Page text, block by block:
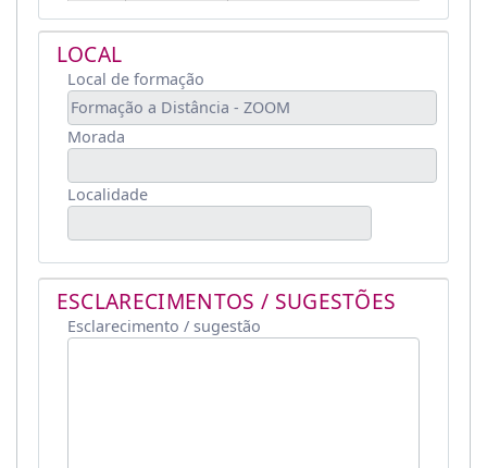
LOCAL
Local de formação
Morada
Localidade
ESCLARECIMENTOS / SUGESTÕES
Esclarecimento / sugestão